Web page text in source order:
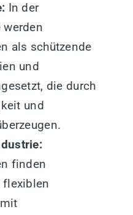
In der
als schützende
und
die durch
und
finden
flexiblen